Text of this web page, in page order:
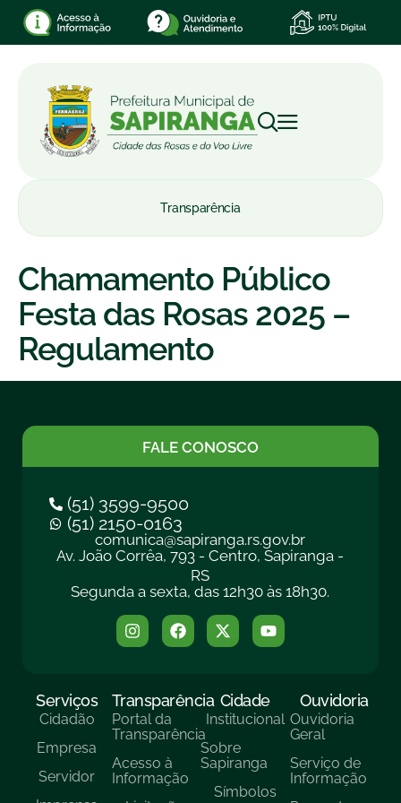
Transparência
Chamamento Público
Festa das Rosas 2025 –
Regulamento
FALE CONOSCO
(51) 3599-9500
(51) 2150-0163
comunica@sapiranga.rs.gov.br
Av. João Corrêa, 793 - Centro, Sapiranga -
RS
Segunda a sexta, das 12h30 às 18h30.
Serviços
Cidadão
Empresa
Servidor
Transparência
Portal da
Transparência
Acesso à
Informação
Cidade
Institucional
Sobre
Sapiranga
Símbolos
Ouvidoria
Ouvidoria
Geral
Serviço de
Informação